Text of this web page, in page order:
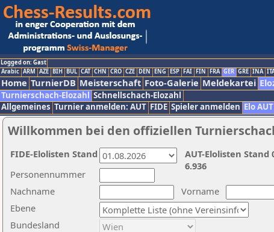
Logged on: Gast
Arabic ARM AZE BIH BUL CAT CHN CRO CZE DEN ENG ESP FAI FIN FRA GER GRE INA
Home TurnierDB Meisterschaft Foto-Galerie Meldekartei
Turnierschach-Elozahl Schnellschach-Elozahl
Allgemeines Turnier anmelden: AUT FIDE Spieler anmelden Elo AUT
Willkommen bei den offiziellen
Nachname
Vorname
Ebene
Personennummer
Bundesland
AUT-Elolisten
6.936
FIDE-Elolisten Stand